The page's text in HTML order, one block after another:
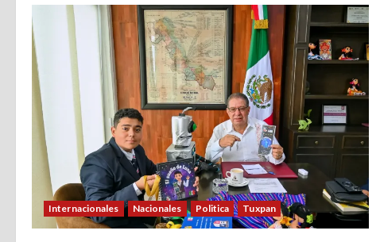
Internacionales Nacionales Politica Tuxpan